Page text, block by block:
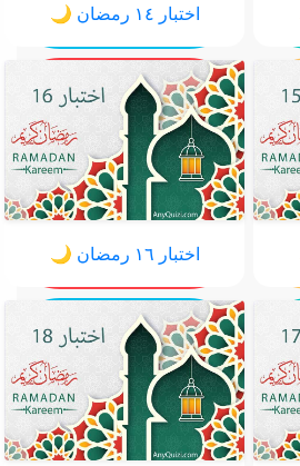
اختبار ١٤ رمضان 🌙
اختبار ١٦ رمضان 🌙